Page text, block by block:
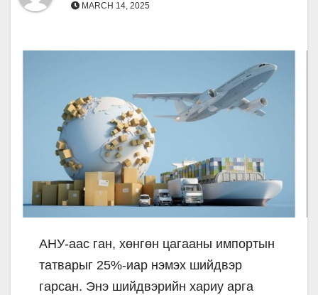
MARCH 14, 2025
АНУ-аас ган, хөнгөн цагааны импортын
татварыг 25%-иар нэмэх шийдвэр
гарсан. Энэ шийдвэрийн хариу арга